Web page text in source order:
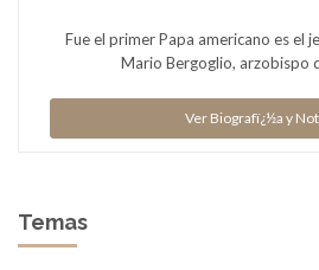
Fue el primer Papa americano es el
Mario Bergoglio, arzobispo
Ver Biografï¿½a y
Temas